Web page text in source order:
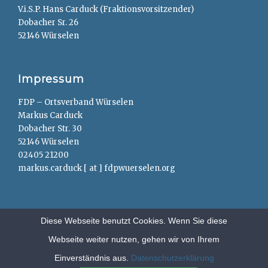
V.i.S.P. Hans Carduck (Fraktionsvorsitzender)
Dobacher Sr. 26
52146 Würselen
Impressum
FDP – Ortsverband Würselen
Markus Carduck
Dobacher Str. 30
52146 Würselen
02405 21200
markus.carduck [ at ] fdpwuerselen.org
Copyright © 2026FDP – Würselen. All Rights Reserved.
Anträge
Diese Webseite benutzt Cookies. Wenn Sie diese
Webseite weiter nutzen, gehen wir von Ihrem
Einverständnis aus. Datenschutzerklärung